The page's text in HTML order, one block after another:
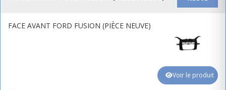
FACE AVANT FORD FUSION (PIÈCE NEUVE)
Voir le produit